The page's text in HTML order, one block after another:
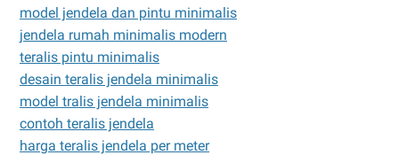
model jendela dan pintu minimalis
jendela rumah minimalis modern
teralis pintu minimalis
desain teralis jendela minimalis
model tralis jendela minimalis
contoh teralis jendela
harga teralis jendela per meter